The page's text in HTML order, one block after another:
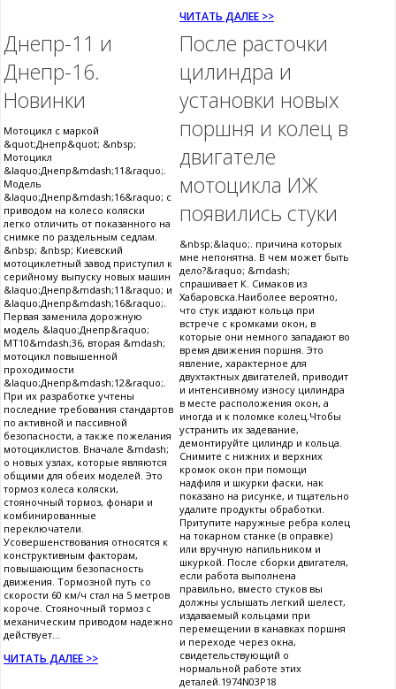
ЧИТАТЬ ДАЛЕЕ >>
Днепр-11 и
Днепр-16.
Новинки
Мотоцикл с маркой
&quot;Днепр&quot; &nbsp;
Мотоцикл
&laquo;Днепр&mdash;11&raquo;.
Модель
&laquo;Днепр&mdash;16&raquo; с
приводом на колесо коляски
легко отличить от показанного на
снимке по раздельным седлам.
&nbsp; &nbsp; Киевский
мотоциклетный завод приступил к
серийному выпуску новых машин
&laquo;Днепр&mdash;11&raquo; и
&laquo;Днепр&mdash;16&raquo;.
Первая заменила дорожную
модель &laquo;Днепр&raquo;
МТ10&mdash;36, вторая &mdash;
мотоцикл повышенной
проходимости
&laquo;Днепр&mdash;12&raquo;.
При их разработке учтены
последние требования стандартов
по активной и пассивной
безопасности, а также пожелания
мотоциклистов. Вначале &mdash;
о новых узлах, которые являются
общими для обеих моделей. Это
тормоз колеса коляски,
стояночный тормоз, фонари и
комбинированные
переключатели.
Усовершенствования относятся к
конструктивным факторам,
повышающим безопасность
движения. Тормозной путь со
скорости 60 км/ч стал на 5 метров
короче. Стояночный тормоз с
механическим приводом надежно
действует...
ЧИТАТЬ ДАЛЕЕ >>
После расточки
цилиндра и
установки новых
поршня и колец в
двигателе
мотоцикла ИЖ
появились стуки
&nbsp;&laquo;. причина которых
мне непонятна. В чем может быть
дело?&raquo; &mdash;
спрашивает К. Симаков из
Хабаровска.Наиболее вероятно,
что стук издают кольца при
встрече с кромками окон, в
которые они немного западают во
время движения поршня. Это
явление, характерное для
двухтактных двигателей, приводит
и интенсивному износу цилиндра
в месте расположения окон, а
иногда и к поломке колец.Чтобы
устранить их задевание,
демонтируйте цилиндр и кольца.
Снимите с нижних и верхних
кромок окон при помощи
надфиля и шкурки фаски, нак
показано на рисунке, и тщательно
удалите продукты обработки.
Притупите наружные ребра колец
на токарном станке (в оправке)
или вручную напильником и
шкуркой. После сборки двигателя,
если работа выполнена
правильно, вместо стуков вы
должны услышать легкий шелест,
издаваемый кольцами при
перемещении в канавках поршня
и переходе через окна,
свидетельствующий о
нормальной работе этих
деталей.1974N03P18